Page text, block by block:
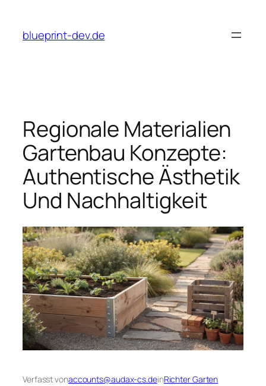
springen
blueprint-dev.de
Regionale Materialien
Gartenbau Konzepte:
Authentische Ästhetik
Und Nachhaltigkeit
Verfasst vonaccounts@audax-cs.deinRichter Garten